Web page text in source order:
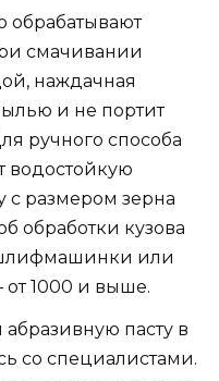
обрабатывают
смачивании
наждачная
и не портит
ручного способа
водостойкую
размером зерна
обработки кузова
или
1000 и выше.
пасту в
со специалистами.